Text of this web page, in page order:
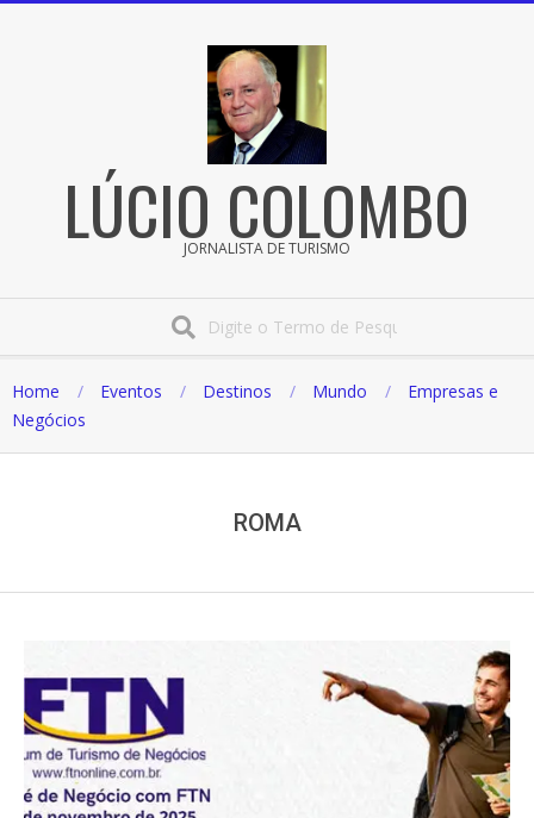
LÚCIO COLOMBO
JORNALISTA DE TURISMO
Home Eventos Destinos Mundo
Empresas e
Negócios
ROMA